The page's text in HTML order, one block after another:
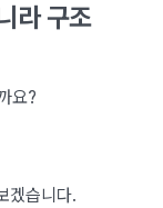
라 구조
요?
겠습니다.